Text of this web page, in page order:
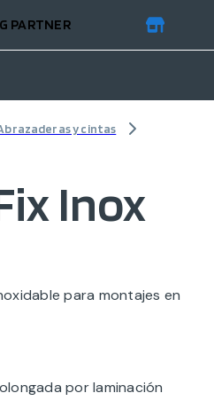
PARTNER
y cintas
Inox
para montajes en
por laminación